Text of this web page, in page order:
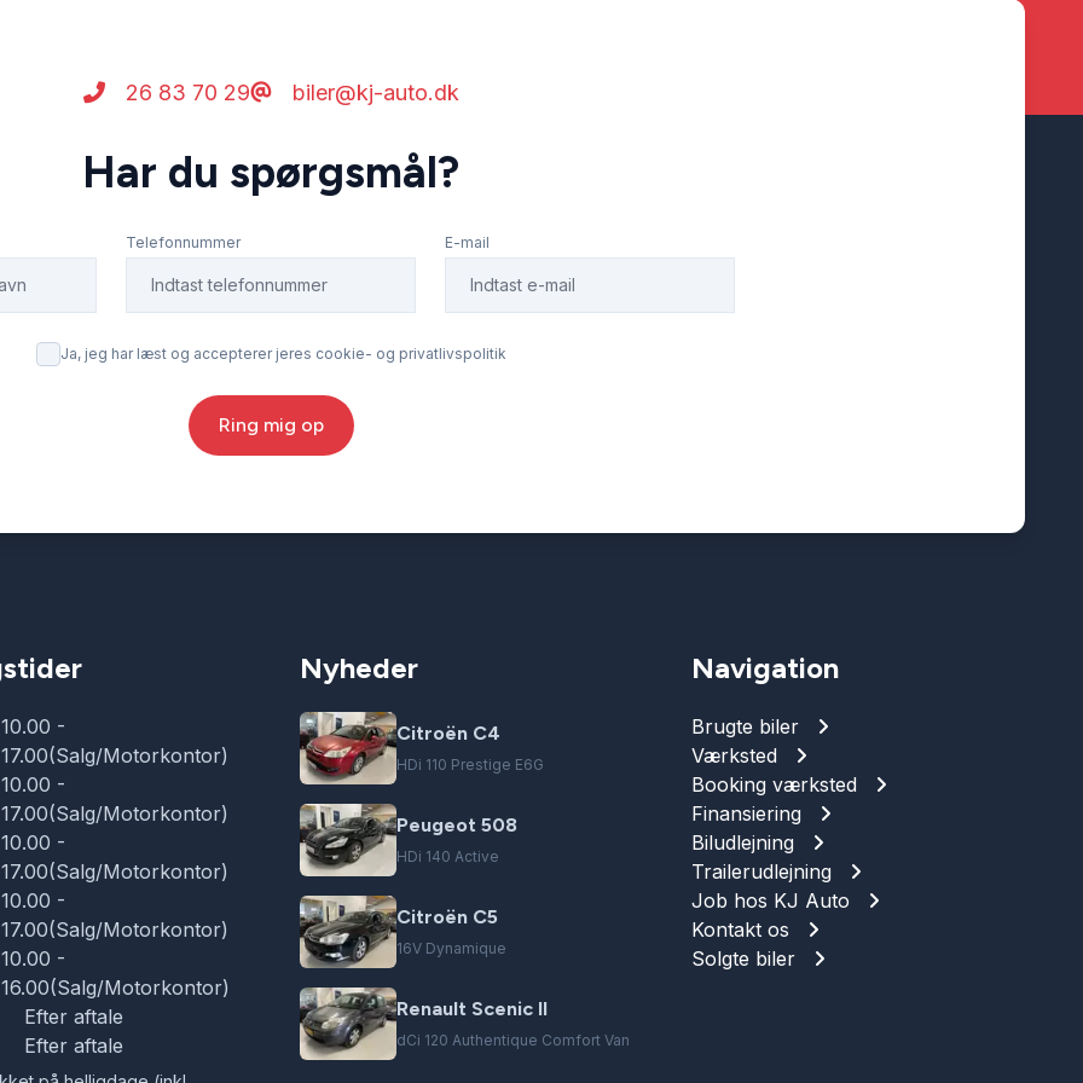
26 83 70 29 biler@kj-auto.dk
Har du spørgsmål?
Telefonnummer E-mail
Ja, jeg har læst og accepterer jeres cookie- og privatlivspolitik
Ring mig op
10.00 -
17.00(Salg/Motorkontor)
10.00 -
17.00(Salg/Motorkontor)
10.00 -
17.00(Salg/Motorkontor)
10.00 -
17.00(Salg/Motorkontor)
10.00 -
16.00(Salg/Motorkontor)
Efter aftale
Efter aftale
Nyheder
Citroën C4
HDi 110 Prestige E6G
Peugeot 508
HDi 140 Active
Citroën C5
16V Dynamique
Renault Scenic II
dCi 120 Authentique Comfort Van
Navigation
Brugte biler
Værksted
Booking værksted
Finansiering
Biludlejning
Trailerudlejning
Job hos KJ Auto
Kontakt os
Solgte biler